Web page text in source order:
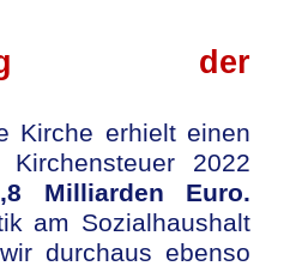
der
Kirche erhielt einen
2022
Milliarden Euro.
am Sozialhaushalt
durchaus ebenso